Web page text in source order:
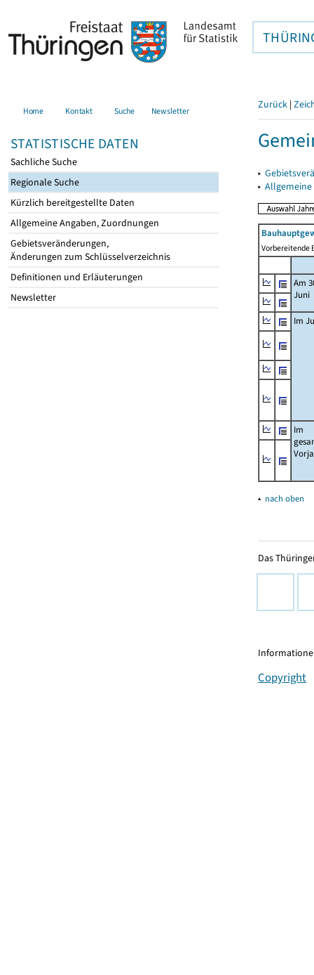
Home Kontakt Suche Newsletter
STATISTISCHE DATEN
Sachliche Suche
Regionale Suche
Kürzlich bereitgestellte Daten
Allgemeine Angaben, Zuordnungen
Gebietsveränderungen,
Änderungen zum Schlüsselverzeichnis
Definitionen und Erläuterungen
Newsletter
Zurück |
▸
▸
Vorbereitende
Am
Juni
Im
Im
▴ nach oben
Das
Copyright